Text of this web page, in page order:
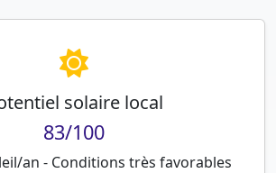
solaire local
83/100
an - Conditions très favorables